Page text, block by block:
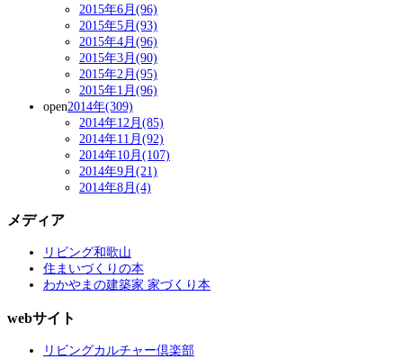
2015年6月(96)
2015年5月(93)
2015年4月(96)
2015年3月(90)
2015年2月(95)
2015年1月(96)
open2014年(309)
2014年12月(85)
2014年11月(92)
2014年10月(107)
2014年9月(21)
2014年8月(4)
メディア
リビング和歌山
住まいづくりの本
わかやまの建築家 家づくり本
webサイト
リビングカルチャー倶楽部